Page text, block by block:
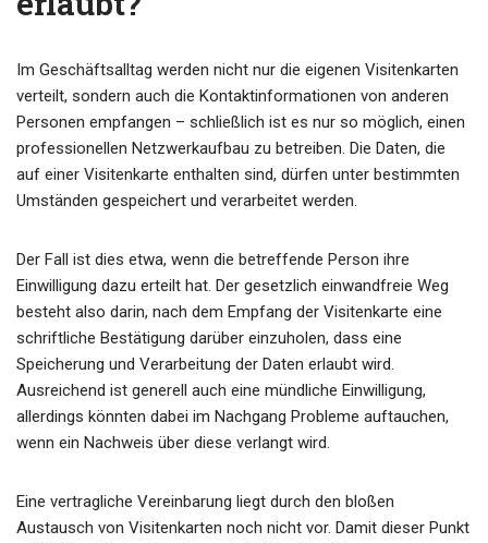
Im Geschäftsalltag werden nicht nur die eigenen Visitenkarten
verteilt, sondern auch die Kontaktinformationen von anderen
Personen empfangen – schließlich ist es nur so möglich, einen
professionellen Netzwerkaufbau zu betreiben. Die Daten, die
auf einer Visitenkarte enthalten sind, dürfen unter bestimmten
Umständen gespeichert und verarbeitet werden.
Der Fall ist dies etwa, wenn die betreffende Person ihre
Einwilligung dazu erteilt hat. Der gesetzlich einwandfreie Weg
besteht also darin, nach dem Empfang der Visitenkarte eine
schriftliche Bestätigung darüber einzuholen, dass eine
Speicherung und Verarbeitung der Daten erlaubt wird.
Ausreichend ist generell auch eine mündliche Einwilligung,
allerdings könnten dabei im Nachgang Probleme auftauchen,
wenn ein Nachweis über diese verlangt wird.
Eine vertragliche Vereinbarung liegt durch den bloßen
Austausch von Visitenkarten noch nicht vor. Damit dieser Punkt